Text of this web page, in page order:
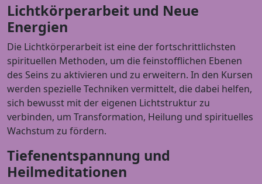
Lichtkörperarbeit und Neue
Energien
Die Lichtkörperarbeit ist eine der fortschrittlichsten
spirituellen Methoden, um die feinstofflichen Ebenen
des Seins zu aktivieren und zu erweitern. In den Kursen
werden spezielle Techniken vermittelt, die dabei helfen,
sich bewusst mit der eigenen Lichtstruktur zu
verbinden, um Transformation, Heilung und spirituelles
Wachstum zu fördern.
Tiefenentspannung und
Heilmeditationen